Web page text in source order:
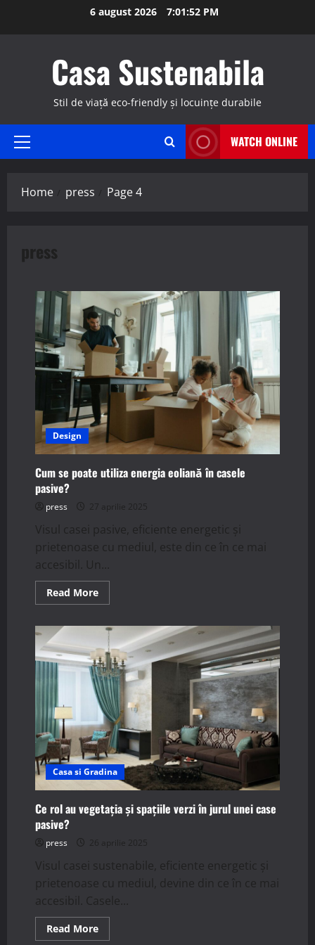
6 august 2026 7:01:53 PM
Casa Sustenabila
Stil de viață eco-friendly și locuințe durabile
Primary
WATCH ONLINE
Home press Page 4
press
Design
Cum se poate utiliza energia eoliană în casele
pasive?
press 27 aprilie 2025
Visul casei pasive, eficiente energetic și
prietenoase cu mediul, este din ce în ce mai
accesibil. Un...
Read MoreRead
more
se
poate
utiliza
energia
eoliană
în
casele
pasive?
Casa si Gradina
Ce rol au vegetația și spațiile verzi în jurul unei case
pasive?
press 26 aprilie 2025
Visul casei sustenabile, eficiente energetic și
prietenoase cu mediul, devine din ce în ce mai
accesibil. Casele...
Read MoreRead
more